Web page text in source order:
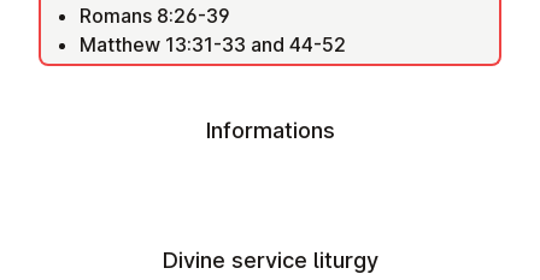
Romans 8:26-39
Matthew 13:31-33 and 44-52
Informations
Divine service liturgy